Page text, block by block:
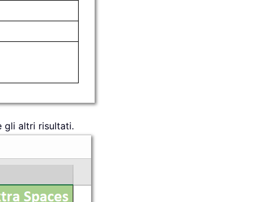
gli altri risultati.